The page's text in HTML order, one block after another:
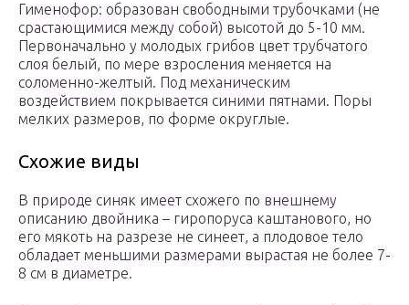
Гименофор: образован свободными трубочками (не
срастающимися между собой) высотой до 5-10 мм.
Первоначально у молодых грибов цвет трубчатого
слоя белый, по мере взросления меняется на
соломенно-желтый. Под механическим
воздействием покрывается синими пятнами. Поры
мелких размеров, по форме округлые.
Схожие виды
В природе синяк имеет схожего по внешнему
описанию двойника – гиропоруса каштанового, но
его мякоть на разрезе не синеет, а плодовое тело
обладает меньшими размерами вырастая не более 7-
8 см в диаметре.